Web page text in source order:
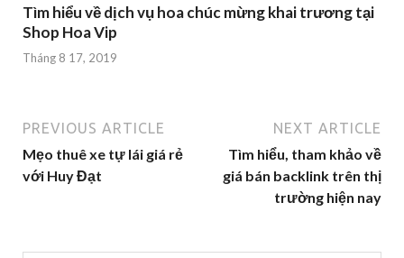
Tìm hiểu về dịch vụ hoa chúc mừng khai trương tại
Shop Hoa Vip
Tháng 8 17, 2019
PREVIOUS ARTICLE
Mẹo thuê xe tự lái giá rẻ
với Huy Đạt
NEXT ARTICLE
Tìm hiểu, tham khảo về
giá bán backlink trên thị
trường hiện nay